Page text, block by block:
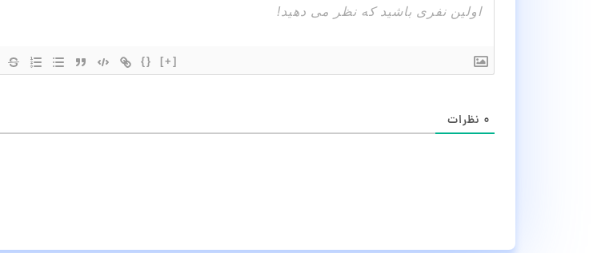
{} [+]
۰ نظرات